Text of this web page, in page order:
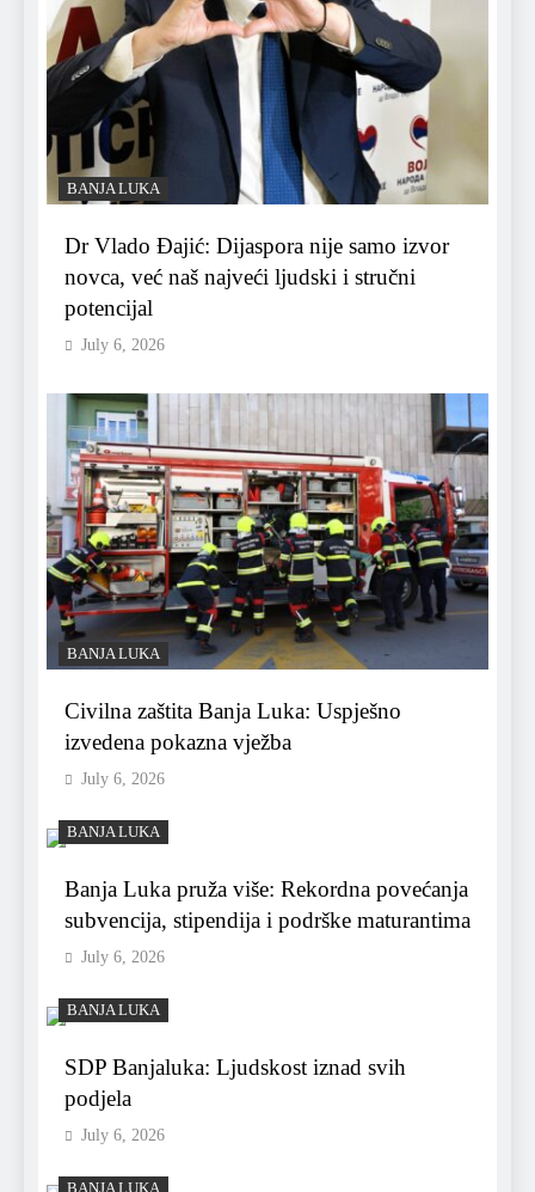
BANJA LUKA
Dr Vlado Đajić: Dijaspora nije samo izvor
novca, već naš najveći ljudski i stručni
potencijal
July 6, 2026
BANJA LUKA
Civilna zaštita Banja Luka: Uspješno
izvedena pokazna vježba
July 6, 2026
BANJA LUKA
Banja Luka pruža više: Rekordna povećanja
subvencija, stipendija i podrške maturantima
July 6, 2026
BANJA LUKA
SDP Banjaluka: Ljudskost iznad svih
podjela
July 6, 2026
BANJA LUKA